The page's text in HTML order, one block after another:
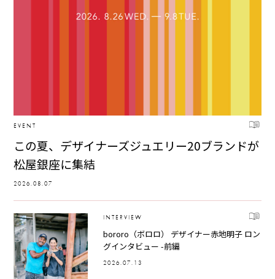
EVENT
この夏、デザイナーズジュエリー20ブランドが
松屋銀座に集結
2026.08.07
INTERVIEW
bororo（ボロロ） デザイナー赤地明子 ロン
グインタビュー -前編
2026.07.13